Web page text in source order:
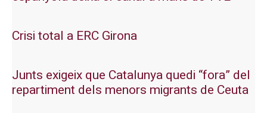
Crisi total a ERC Girona
Junts exigeix que Catalunya quedi “fora” del
repartiment dels menors migrants de Ceuta